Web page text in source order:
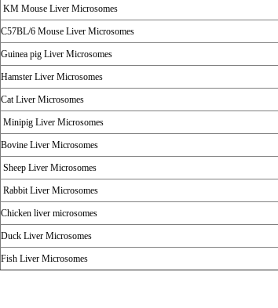
KM Mouse Liver Microsomes
C57BL/6 Mouse Liver Microsomes
Guinea pig Liver Microsomes
Hamster Liver Microsomes
Cat Liver Microsomes
Minipig Liver Microsomes
Bovine Liver Microsomes
Sheep Liver Microsomes
Rabbit Liver Microsomes
Chicken liver microsomes
Duck Liver Microsomes
Fish Liver Microsomes